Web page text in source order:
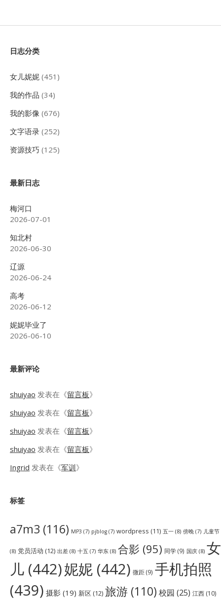
Sidebar
日志分类
女儿妮妮 (451)
我的作品 (34)
我的影像 (676)
文字语录 (252)
资源技巧 (125)
最新日志
梅河口
2026-07-01
知北村
2026-06-30
辽源
2026-06-24
高考
2026-06-12
妮妮毕业了
2026-06-10
最新评论
shuiyao 发表在《留言板》
shuiyao 发表在《留言板》
shuiyao 发表在《留言板》
shuiyao 发表在《留言板》
Ingrid 发表在《军训》
标签
a7m3 (116) MP3 (7) pjblog (7) wordpress (11) 五一 (8) 傍晚 (7) 儿童节
(8) 党员活动 (12) 出差 (8) 十五 (7) 华东 (8) 合影 (95) 同学(9) 国庆 (8) 女
儿 (442)妮妮 (442) 微距(9) 手机拍照
(439) 摄影 (19) 新区 (12) 旅游 (110) 校园 (25) 江西 (10)